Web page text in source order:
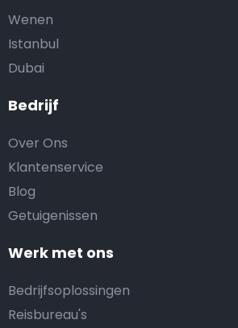
Bedrijf
Over Ons
Klantenservice
Blog
Getuigenissen
Werk met ons
Bedrijfsoplossingen
Reisbureau's
Wenen
Istanbul
Dubai